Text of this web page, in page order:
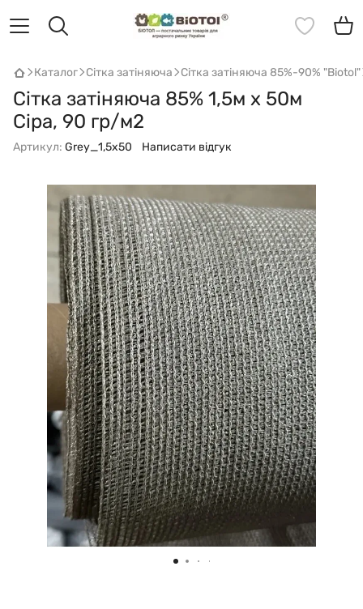
Каталог Сітка затіняюча Сітка затіняюча 85%-90% "Biotol"
Cітка затіняюча 85% 1,5м х 50м
Сіра, 90 гр/м2
Артикул: Grey_1,5х50 Написати відгук